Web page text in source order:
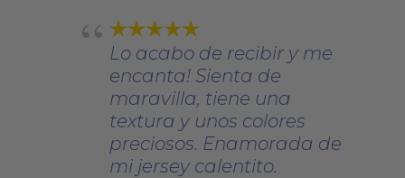
Lo acabo de recibir y me
encanta! Sienta de
maravilla, tiene una
textura y unos colores
preciosos. Enamorada de
mi jersey calentito.